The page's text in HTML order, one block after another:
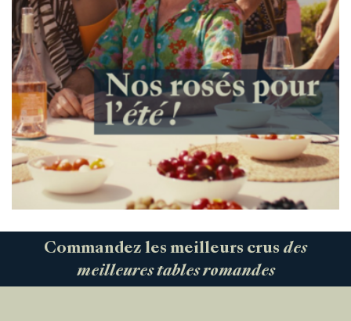
Commandez les meilleurs crus des
meilleures tables romandes